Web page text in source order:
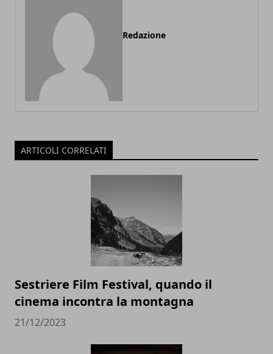
Redazione
ARTICOLI CORRELATI
Sestriere Film Festival, quando il
cinema incontra la montagna
21/12/2023